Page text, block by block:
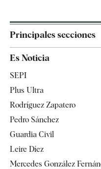
Principales secciones
Televisión
Es Noticia
SEPI
Plus Ultra
Rodríguez Zapatero
Pedro Sánchez
Guardia Civil
Leire Díez
Mercedes González